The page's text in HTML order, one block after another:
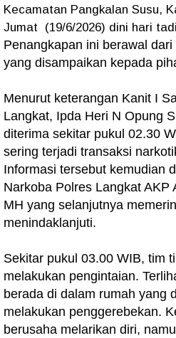
Kecamatan Pangkalan Susu,
Jumat (19/6/2026) dini hari
Penangkapan ini berawal
yang disampaikan kepada
Menurut keterangan Kanit I
Langkat, Ipda Heri N Opung
diterima sekitar pukul 02.30
sering terjadi transaksi
Informasi tersebut kemudian
Narkoba Polres Langkat AKP
MH yang selanjutnya
menindaklanjuti.
Sekitar pukul 03.00 WIB, tim
melakukan pengintaian.
berada di dalam rumah yang
melakukan penggerebekan.
berusaha melarikan diri,